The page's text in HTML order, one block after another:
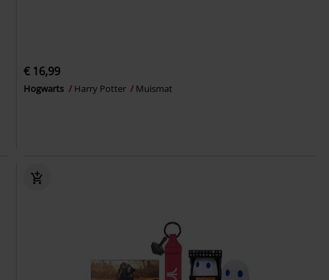
€ 16,99
Hogwarts Harry Potter Muismat